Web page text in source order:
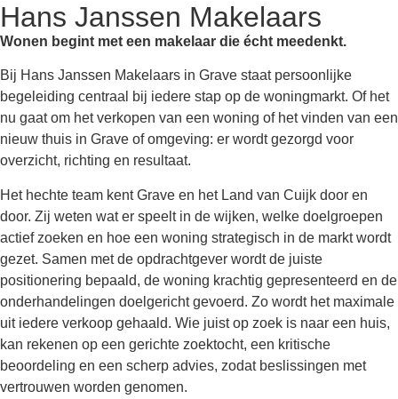
Hans Janssen Makelaars
Wonen begint met een makelaar die écht meedenkt.
Bij Hans Janssen Makelaars in Grave staat persoonlijke
begeleiding centraal bij iedere stap op de woningmarkt. Of het
nu gaat om het verkopen van een woning of het vinden van een
nieuw thuis in Grave of omgeving: er wordt gezorgd voor
overzicht, richting en resultaat.
Het hechte team kent Grave en het Land van Cuijk door en
door. Zij weten wat er speelt in de wijken, welke doelgroepen
actief zoeken en hoe een woning strategisch in de markt wordt
gezet. Samen met de opdrachtgever wordt de juiste
positionering bepaald, de woning krachtig gepresenteerd en de
onderhandelingen doelgericht gevoerd. Zo wordt het maximale
uit iedere verkoop gehaald. Wie juist op zoek is naar een huis,
kan rekenen op een gerichte zoektocht, een kritische
beoordeling en een scherp advies, zodat beslissingen met
vertrouwen worden genomen.